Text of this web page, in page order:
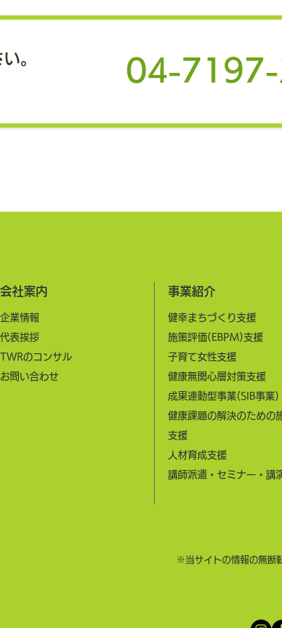
PFS活用による自治体飛び地連
がハイブリッド参加
費・
創出
いた
女性
。 04-
会社案内
企業情報
​代表挨拶
​TWRのコンサル
お問い合わせ
事業紹介
健幸まちづくり支援
施策評価(EBPM)支援
子育て女性支援
健康無関心層対策支援
成果連動型事業(SIB事業)
健康課題の解決のための
支援
​人材育成支援​
講師派遣・セミナー・講
​※当サイトの情報の無断